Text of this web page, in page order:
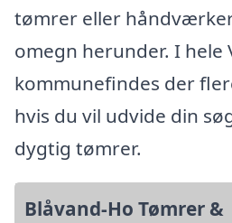
tømrer eller
omegn herunder. I hele
kommunefindes der
hvis du vil udvide din
dygtig tømrer.
Blåvand-Ho Tømrer &